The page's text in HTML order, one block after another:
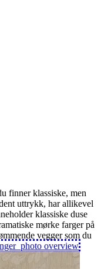
finner klassiske, men
uttrykk, har allikevel
klassiske duse
mørke farger på
vegger som du
overview